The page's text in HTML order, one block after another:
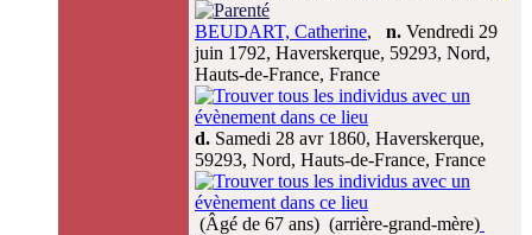
BEUDART, Catherine, n. Vendredi 29
juin 1792, Haverskerque, 59293, Nord,
Hauts-de-France, France
d. Samedi 28 avr 1860, Haverskerque,
59293, Nord, Hauts-de-France, France
(Âgé de 67 ans) (arrière-grand-mère)